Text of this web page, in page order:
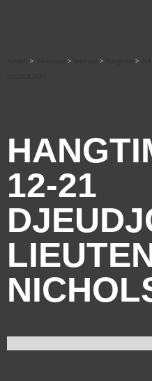
> > > >
12-21